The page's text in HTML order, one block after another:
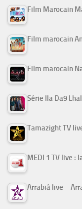
Tamazight TV
MEDI 1 TV live :
Arrabiâ live –